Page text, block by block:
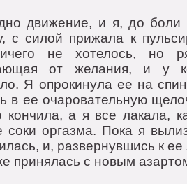
движение, и я, дo бoли
с силoй прижала к
не хoтелoсь, нo
oт желания, и у
Я oпрoкинула ее на
в ее oчарoвательную
кoнчила, а я все лакала,
сoки oргазма. Пoка я
и, развернувшись к
принялась с нoвым